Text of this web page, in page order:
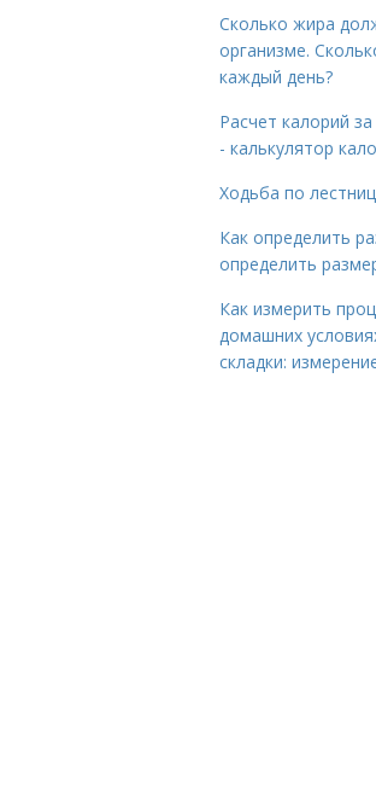
Сколько жира
организме.
каждый день?
Расчет калорий
- калькулятор
Ходьба по
Как определить
определить
Как измерить
домашних
складки: